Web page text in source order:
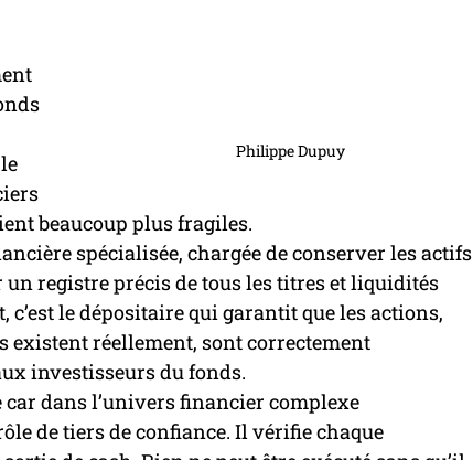
Philippe Dupuy
beaucoup plus fragiles.
spécialisée, chargée de conserver les actifs
registre précis de tous les titres et liquidités
le dépositaire qui garantit que les actions,
existent réellement, sont correctement
investisseurs du fonds.
car dans l’univers financier complexe
de tiers de confiance. Il vérifie chaque